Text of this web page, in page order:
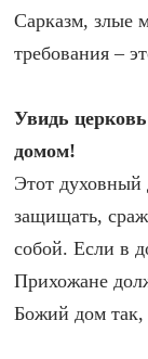
Сарказм, злые
требования –
Увидь
домом!
Этот духовный
защищать,
собой. Если в
Прихожане
Божий дом так,